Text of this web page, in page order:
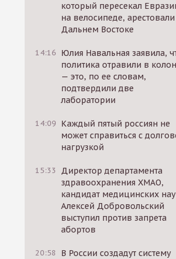
который пересекал
на велосипеде,
Дальнем Востоке
14:16 Юлия Навальная заявила,
политика отравили в
— это, по ее словам,
подтвердили две
лаборатории
14:09 Каждый пятый россиян не
может справиться с
нагрузкой
15:33
Директор департамента
здравоохранения ХМАО,
кандидат медицинских
Алексей Добровольский
выступил против запрета
абортов
20:58
В России создадут систему